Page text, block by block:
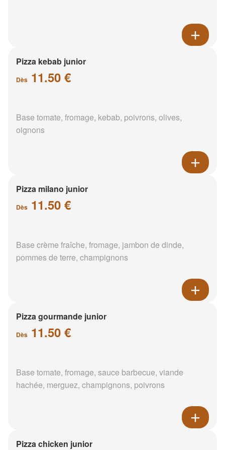
Pizza kebab junior
Dès 11.50 €
Base tomate, fromage, kebab, poivrons, olives,
oignons
Pizza milano junior
Dès 11.50 €
Base crème fraîche, fromage, jambon de dinde,
pommes de terre, champignons
Pizza gourmande junior
Dès 11.50 €
Base tomate, fromage, sauce barbecue, viande
hachée, merguez, champignons, poivrons
Pizza chicken junior